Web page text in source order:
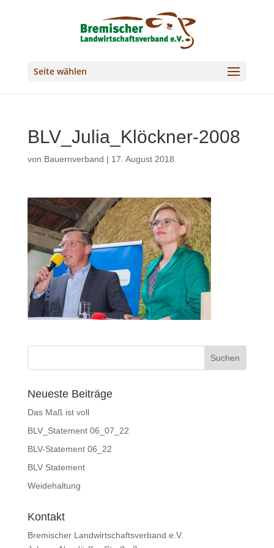
Seite wählen
BLV_Julia_Klöckner-2008
von Bauernverband | 17. August 2018
Neueste Beiträge
Das Maß ist voll
BLV_Statement 06_07_22
BLV-Statement 06_22
BLV Statement
Weidehaltung
Kontakt
Bremischer Landwirtschaftsverband e.V.